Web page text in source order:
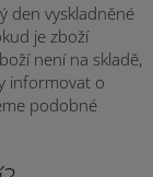
den vyskladněné
je zboží
není na skladě,
informovat o
podobné